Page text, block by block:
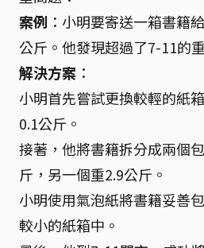
案例 ：小明要寄送一箱書籍
公斤。他發現超過了7-11的
解決方案 ：
小明首先嘗試更換較輕的紙
0.1公斤。
接著，他將書籍拆分成兩個
斤，另一個重2.9公斤。
小明使用氣泡紙將書籍妥善
較小的紙箱中。